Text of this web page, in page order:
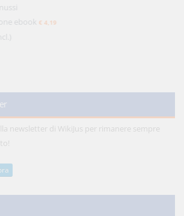
ebook € 4,19
newsletter di WikiJus per rimanere sempre